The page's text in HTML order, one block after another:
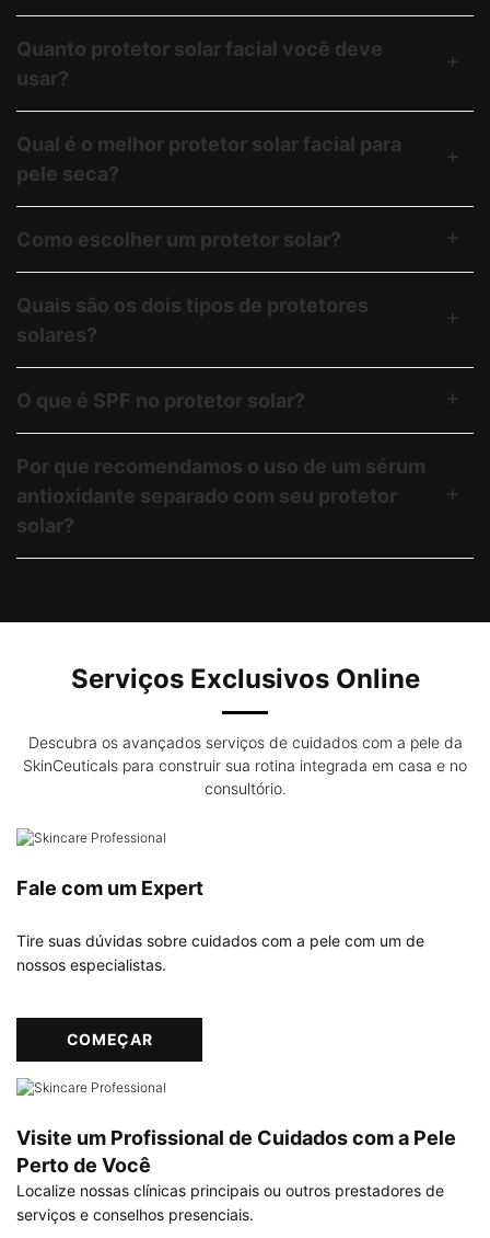
Quanto protetor solar facial você deve
usar?
Qual é o melhor protetor solar facial para
pele seca?
Como escolher um protetor solar?
Quais são os dois tipos de protetores
solares?
O que é SPF no protetor solar?
Por que recomendamos o uso de um sérum
antioxidante separado com seu protetor
solar?
Serviços Exclusivos Online
Descubra os avançados serviços de cuidados com a pele da
SkinCeuticals para construir sua rotina integrada em casa e no
consultório.
Fale com um Expert
Tire suas dúvidas sobre cuidados com a pele com um de
nossos especialistas.
COMEÇAR
Visite um Profissional de Cuidados com a Pele
Perto de Você
Localize nossas clínicas principais ou outros prestadores de
serviços e conselhos presenciais.